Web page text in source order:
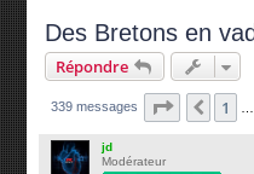
Des Bretons en
Répondre
339 messages Page 20 sur
1
jd
Modérateur